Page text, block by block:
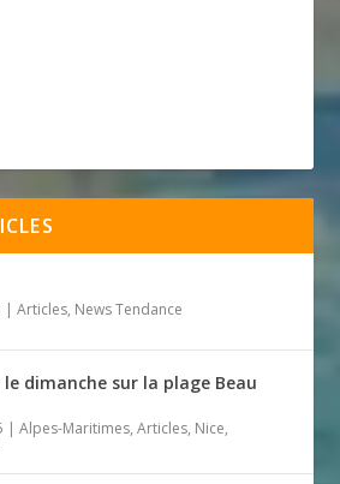
|Articles, News Tendance
le dimanche sur la plage Beau
|Alpes-Maritimes,Articles, Nice,